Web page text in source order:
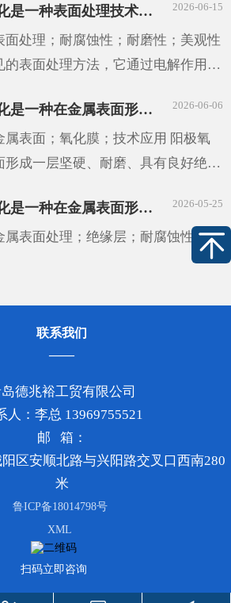
过实验研究，我们发现温度、湿度和
2026-06-15
摘要阳极氧化是一种表面处理技术，通过电解作用在金属表面形成一层具有保护性的氧化膜。这种技术广泛应用于汽车、航空、电子等领域，能够提高材料的耐腐蚀性和耐磨性，同时也能增加其美观性。
面处理；耐腐蚀性；耐磨性；美观性
的表面处理方法，它通过电解作用在
性和耐磨性，还能增加其美观性。
2026-06-06
摘要阳极氧化是一种在金属表面形成一层坚硬、耐磨、具有良好绝缘性能的氧化膜的技术。这种技术广泛应用于汽车、航空、电子等领域，为这些领域的发展提供了重要的技术支持。
属表面；氧化膜；技术应用 阳极氧
成一层坚硬、耐磨、具有良好绝缘
领域的发展提供了重要的技术支持。
2026-05-25
摘要阳极氧化是一种在金属表面形成一层坚硬、耐磨和具有良好绝缘性的膜的工艺。它通过将金属或合金置于电解液中，并在其表面施加电压来实现。这种技术广泛应用于汽车、航空、电子和建筑等领域。
属表面处理；绝缘层；耐腐蚀性；耐
联系我们
德兆裕工贸有限公司
人：李总 13969755521
邮 箱：
区安顺北路与兴阳路交叉口西南280
米
鲁ICP备18014798号
XML
扫码立即咨询